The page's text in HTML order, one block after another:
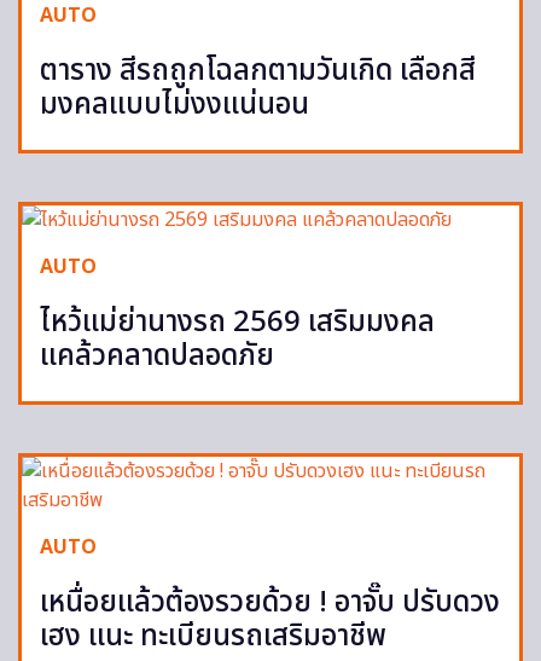
AUTO
ตาราง สีรถถูกโฉลกตามวันเกิด เลือกสี
มงคลแบบไม่งงแน่นอน
AUTO
ไหว้แม่ย่านางรถ 2569 เสริมมงคล
แคล้วคลาดปลอดภัย
AUTO
เหนื่อยแล้วต้องรวยด้วย ! อาจั๊บ ปรับดวง
เฮง แนะ ทะเบียนรถเสริมอาชีพ